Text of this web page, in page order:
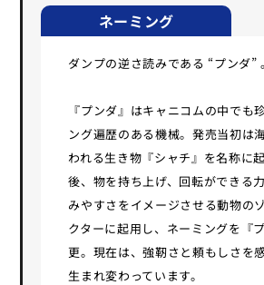
ネーミング
ダンプの逆さ読みである “プンダ” 。
『プンダ』はキャニコムの中でも
ング遍歴のある機械。発売当初は
われる生き物『シャチ』を名称に
後、物を持ち上げ、回転ができる
みやすさをイメージさせる動物の
クターに起用し、ネーミングを『
更。現在は、強靭さと頼もしさを
生まれ変わっています。